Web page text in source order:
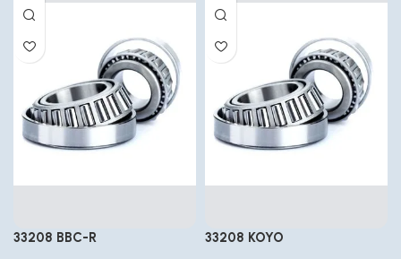
33208 BBC-R 33208 KOYO